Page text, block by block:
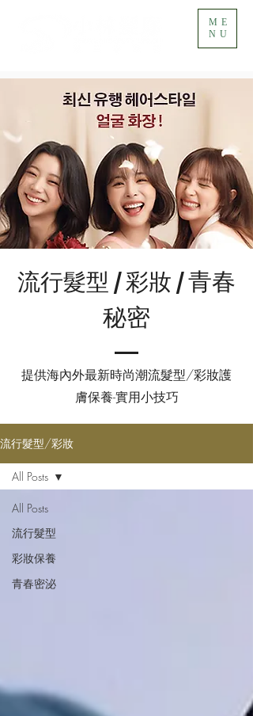
ME
NU
流行髮型 /彩妝 /青春
秘密
提供海內外最新時尚潮流髮型/彩妝護
膚保養-實用小技巧
流行髮型/彩妝
All Posts
流行髮型
彩妝保養
青春密泌
All Posts